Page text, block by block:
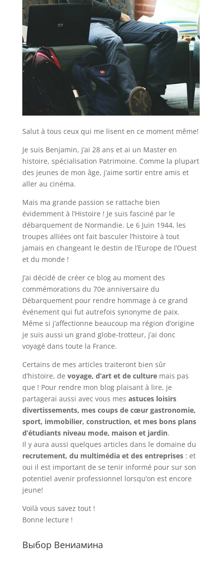
Salut à tous ceux qui me lisent en ce moment même!
Je suis Benjamin, j’ai 28 ans et ai un Master en
histoire, spécialisation Patrimoine. Comme la plupart
des jeunes de mon âge, j’aime sortir entre amis et
aller au cinéma.
Mais ma grande passion se rattache bien
évidemment à l’Histoire ! Je suis fasciné par le
débarquement de Normandie. Le 6 Juin 1944, les
troupes alliées ont fait basculer l’histoire à tout
jamais en changeant le destin de l’Europe de l’Ouest
et du monde !
J’ai décidé de créer ce blog au moment des
commémorations du 70e anniversaire du
Débarquement pour rendre hommage à ce grand
événement qui fut autrefois synonyme de paix.
Même si j’affectionne beaucoup ma région d’origine
je suis aussi un grand globe-trotteur, j’ai donc
voyagé dans toute la France.
Certains de mes articles traiteront bien sûr
d’histoire, de voyage, d’art et de culturemais pas
que ! Pour rendre mon blog plaisant à lire, je
partagerai aussi avec vous mes astuces loisirs
divertissements, mes coups de cœur gastronomie,
sport, immobilier, construction, et mes bons plans
d’étudiants niveau mode, maison et jardin.
Il y aura aussi quelques articles dans le domaine du
recrutement, du multimédia et des entreprises: et
oui il est important de se tenir informé pour sur son
potentiel avenir professionnel lorsqu’on est encore
jeune!
Voilà vous savez tout !
Bonne lecture !
Выбор Вениамина